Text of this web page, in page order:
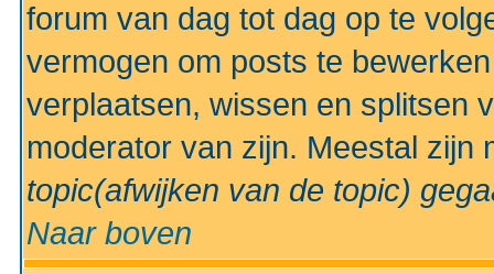
forum van dag tot dag op te
vermogen om posts te
verplaatsen, wissen en splitsen
moderator van zijn. Meestal
topic(afwijken van de topic)
Naar boven